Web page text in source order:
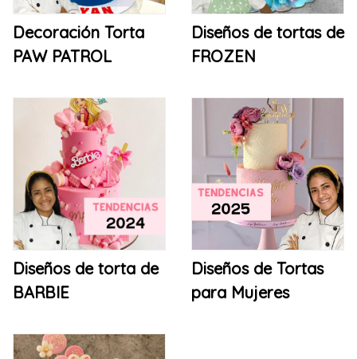
Decoración Torta
PAW PATROL
Diseños de tortas de
FROZEN
Diseños de torta de
BARBIE
Diseños de Tortas
para Mujeres